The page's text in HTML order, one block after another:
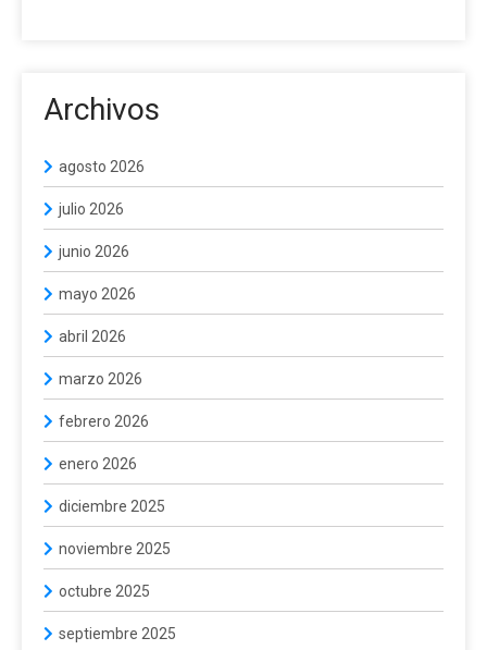
Archivos
agosto 2026
julio 2026
junio 2026
mayo 2026
abril 2026
marzo 2026
febrero 2026
enero 2026
diciembre 2025
noviembre 2025
octubre 2025
septiembre 2025